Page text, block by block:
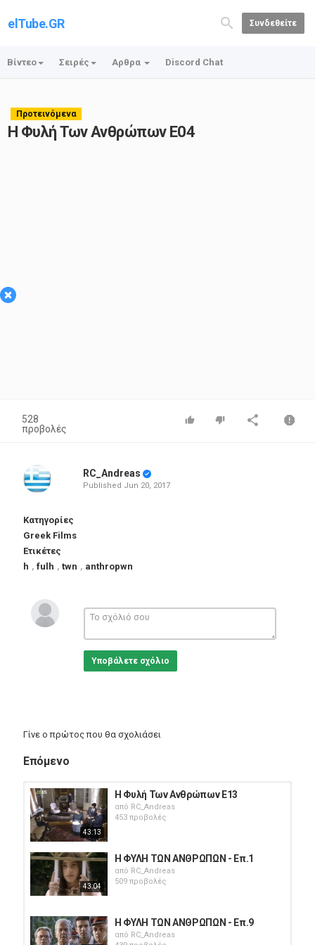
elTube.GR Συνδεθείτε
Βίντεο Σειρές Αρθρα Discord Chat
Προτεινόμενα
Η Φυλή Των Ανθρώπων E04
×
528
προβολές
RC_Andreas
Published Jun 20, 2017
Κατηγορίες
Greek Films
Ετικέτες
h , fulh , twn , anthropwn
Υποβάλετε σχόλιο
Γίνε ο πρώτος που θα σχολιάσει
Επόμενο
43:13
Η Φυλή Των Ανθρώπων E13
από RC_Andreas
453 προβολές
43:04
Η ΦΥΛΗ ΤΩΝ ΑΝΘΡΩΠΩΝ - Επ.1
από RC_Andreas
509 προβολές
Η ΦΥΛΗ ΤΩΝ ΑΝΘΡΩΠΩΝ - Επ.9
από RC_Andreas